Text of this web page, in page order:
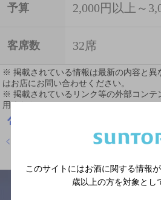
予算 2,000円以上～
客席数 32席
※ 掲載されている情報は最新の内容と異
はお店にお問い合わせください。
※ 掲載されているリンク等の外部コンテ
用ください。
店舗トップに戻る
このサイトにはお酒に関する情報
歳以上の方を対象とし